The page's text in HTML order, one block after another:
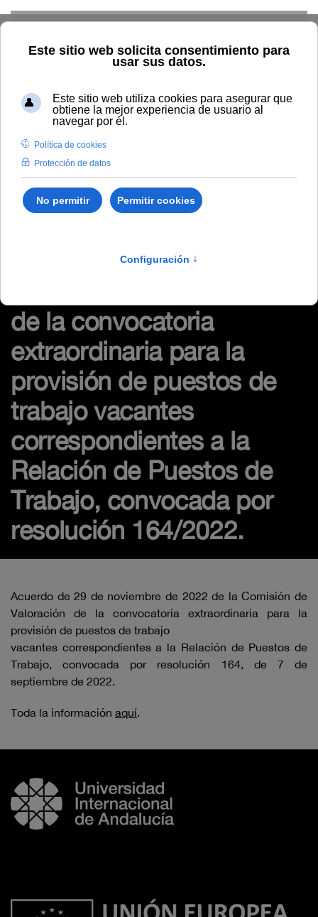
Inicio Tablón de anuncios de RRHH
Acuerdo de 29 de
noviembre de 2022 de la Comisión de Valoración de la
trabajo vacantes correspondientes a la Relación de Puestos de
Trabajo, convocada por resolución 164/2022.
noviembre de 2022 de la
de la convocatoria
extraordinaria para la
provisión de puestos de
trabajo vacantes
correspondientes a la
Relación de Puestos de
Trabajo, convocada por
resolución 164/2022.
Acuerdo de 29 de noviembre de 2022 de la Comisión de
Valoración de la convocatoria extraordinaria para la
provisión de puestos de trabajo
vacantes correspondientes a la Relación de Puestos de
Trabajo, convocada por resolución 164, de 7 de
septiembre de 2022.
Toda la información aquí.